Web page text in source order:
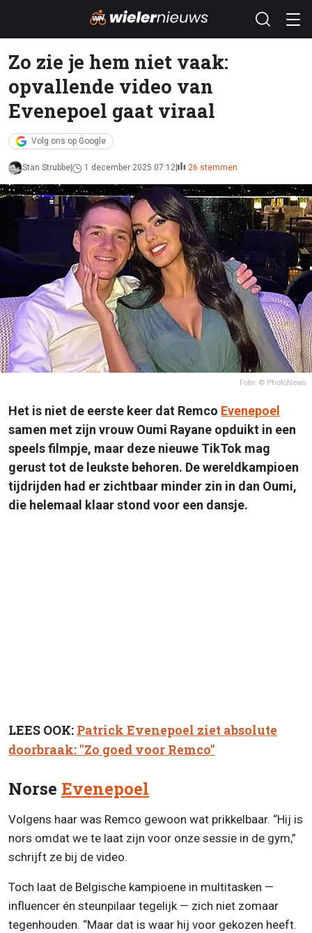
Zo zie je hem niet vaak:
opvallende video van
Evenepoel gaat viraal
Volg ons op Google
Stan Strubbe 1 december 2025 07:12 26 stemmen
Foto: © PhotoNews
Het is niet de eerste keer dat Remco Evenepoel
samen met zijn vrouw Oumi Rayane opduikt in een
speels filmpje, maar deze nieuwe TikTok mag
gerust tot de leukste behoren. De wereldkampioen
tijdrijden had er zichtbaar minder zin in dan Oumi,
die helemaal klaar stond voor een dansje.
LEES OOK: Patrick Evenepoel ziet absolute
doorbraak: "Zo goed voor Remco"
Norse Evenepoel
Volgens haar was Remco gewoon wat prikkelbaar. “Hij is
nors omdat we te laat zijn voor onze sessie in de gym,”
schrijft ze bij de video.
Toch laat de Belgische kampioene in multitasken —
influencer én steunpilaar tegelijk — zich niet zomaar
tegenhouden. “Maar dat is waar hij voor gekozen heeft.